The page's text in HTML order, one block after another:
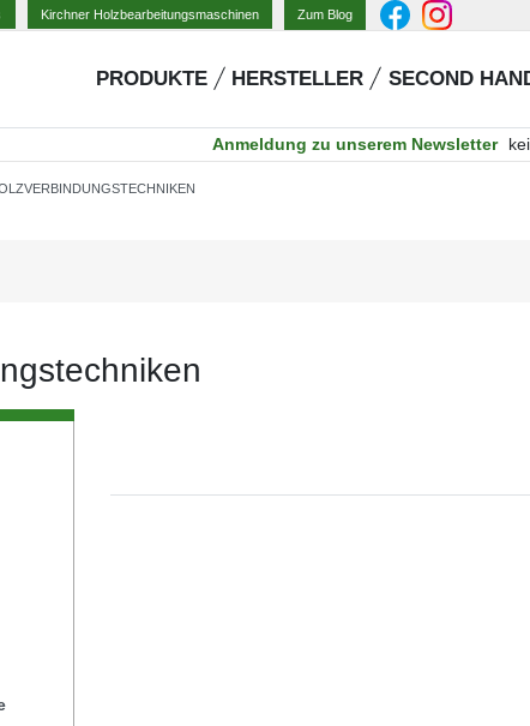
Kirchner Holzbearbeitungsmaschinen Zum Blog
PRODUKTE HERSTELLER SECOND
Anmeldung zu unserem Newsletter